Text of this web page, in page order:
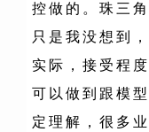
控做的。珠三
只是我没想到
实际，接受程
可以做到跟模
定理解，很多